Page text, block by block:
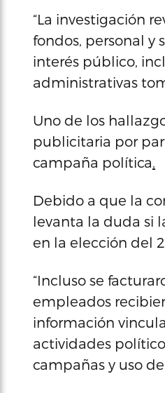
“La investigación
fondos, personal y
interés público,
administrativas
Uno de los
publicitaria por
campaña política.
Debido a que la
levanta la duda si
en la elección del
“Incluso se
empleados
información
actividades
campañas y uso